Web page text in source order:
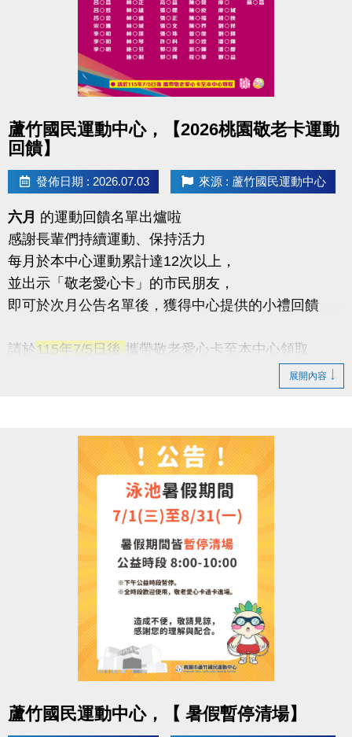
蘆竹國民運動中心，【2026桃園敬老卡運動
回饋】
發佈日期 : 2026.07.03 來源 : 蘆竹國民運動中心
六月 的運動回饋名單出爐啦
感謝長輩們持續運動、保持活力
每月於本中心運動累計達12次以上，
並出示「敬老愛心卡」的市民朋友，
即可於次月公告名單後，獲得中心提供的小禮回饋
請於115年7/5日後攜帶敬老愛心卡至本中心領取
◆ 不可委託他人代領
持續運動不僅讓身體更健康，
還能感受滿滿的鼓勵與心意
-洽詢專線：03-2639066 #112
-官網 :
https://www.lzsports.com.tw/zh_TW/news/pageID/1/
-FB : 桃園市蘆竹國民運動中心
-IG : @luzhusports
展開內容
蘆竹國民運動中心，【 暑假暫停清場】